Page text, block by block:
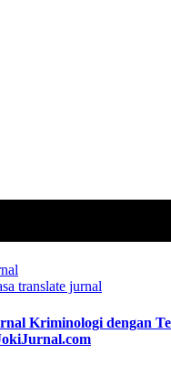
translate jurnal
Kriminologi dengan